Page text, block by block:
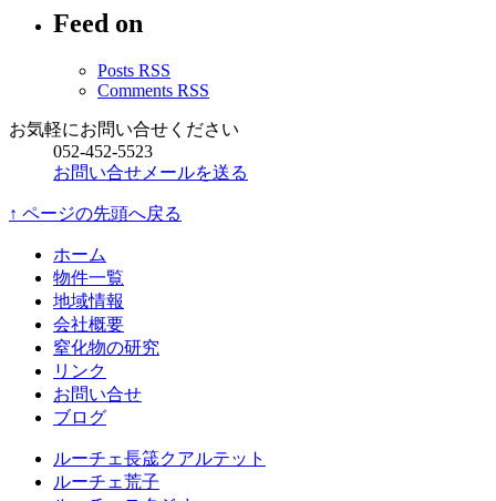
イ
Feed on
Posts RSS
Comments RSS
お気軽にお問い合せください
052-452-5523
お問い合せメールを送る
↑ ページの先頭へ戻る
ホーム
物件一覧
地域情報
会社概要
窒化物の研究
リンク
お問い合せ
ブログ
ルーチェ長筬クアルテット
ルーチェ荒子